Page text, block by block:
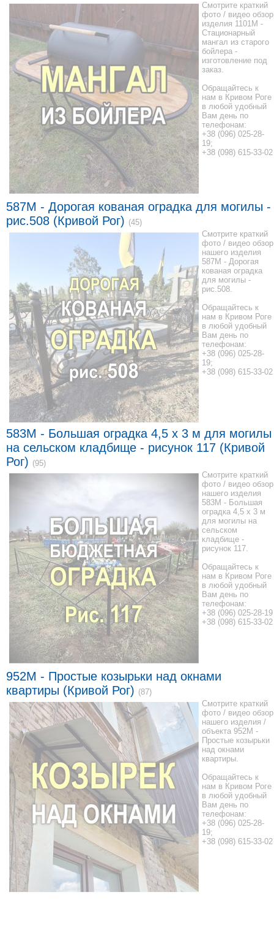
Смотрите краткий
фото / видео обзор
изделия 1101M -
Стационарный
мангал из старого
бойлера -
изготовление под
заказ.
Обращайтесь к
нам в Кривом Роге
в любой удобный
Вам день по
телефонам:
+38 (096) 025-28-
19;
+38 (098) 615-33-02
587M - Дорогая кованая оградка для могилы -
рис.508 (Кривой Рог) (45)
Смотрите краткий
фото / видео обзор
нашего изделия
587M - Дорогая
кованая оградка
для могилы -
рис.508.
Обращайтесь к
нам в Кривом Роге
в любой удобный
Вам день по
телефонам:
+38 (096) 025-28-
19;
+38 (098) 615-33-02
583M - Большая оградка 4,5 x 3 м для могилы
на сельском кладбище - рисунок 117 (Кривой
Рог) (95)
Смотрите краткий
фото / видео обзор
нашего изделия
583M - Большая
оградка 4,5 x 3 м
для могилы на
сельском
кладбище -
рисунок 117.
Обращайтесь к
нам в Кривом Роге
в любой удобный
Вам день по
телефонам:
+38 (096) 025-28-19
+38 (098) 615-33-02
952М - Простые козырьки над окнами
квартиры (Кривой Рог) (87)
Смотрите краткий
фото / видео обзор
нашего изделия /
объекта 952М -
Простые козырьки
над окнами
квартиры.
Обращайтесь к
нам в Кривом Роге
в любой удобный
Вам день по
телефонам:
+38 (096) 025-28-
19;
+38 (098) 615-33-02